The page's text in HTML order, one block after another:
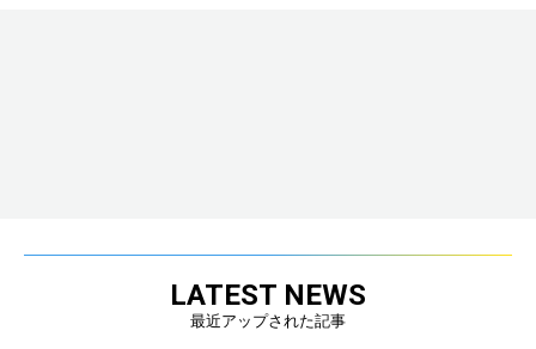
LATEST NEWS
最近アップされた記事